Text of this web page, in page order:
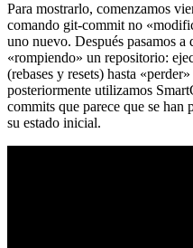
Para mostrarlo, comenzamos
comando git-commit no
uno nuevo. Después pasamos a
«rompiendo» un repositorio:
(rebases y resets) hasta
posteriormente utilizamos
commits que parece que se
su estado inicial.